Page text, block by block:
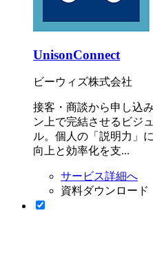
UnisonConnect
ビーウィズ株式会社
接客・商談から申し込
ン上で完結させるビジ
ル。個人の「説明力」
向上と効率化を支...
サービス詳細へ
資料ダウンロード